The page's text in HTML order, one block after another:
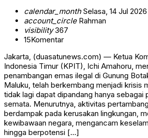
calendar_monthSelasa, 14 Jul 2026
account_circleRahman
visibility367
15Komentar
Jakarta, (duasatunews.com) — Ketua
Indonesia Timur (KPIT), Ichi Amahoru,
penambangan emas ilegal di Gunung
Maluku, telah berkembang menjadi krisis
tidak lagi dapat dipandang hanya sebagai
semata. Menurutnya, aktivitas
berdampak pada kerusakan lingkungan,
kewibawaan negara, mengancam
hingga berpotensi […]